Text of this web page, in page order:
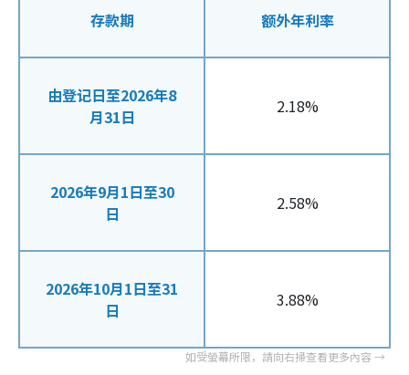
存款期 额外年利率
由登记日至2026年8
月31日
2.18%
2026年9月1日至30
日
2.58%
2026年10月1日至31
日
3.88%